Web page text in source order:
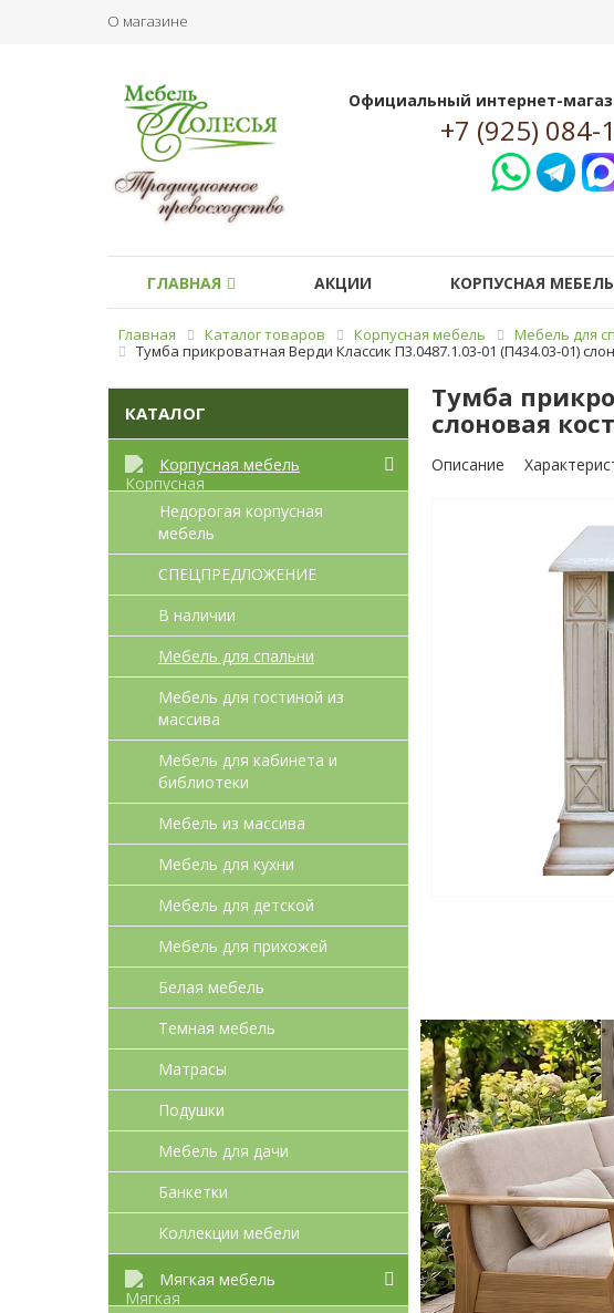
О магазине
Официальный интернет-
+7 (925) 084-
ГЛАВНАЯ АКЦИИ КОРПУСНАЯ МЕБЕЛЬ
Главная Каталог товаров Корпусная мебель Мебель для
Тумба прикроватная Верди Классик П3.0487.1.03-01 (П434.03-01)
КАТАЛОГ
Корпусная мебель
Недорогая корпусная
мебель
СПЕЦПРЕДЛОЖЕНИЕ
В наличии
Мебель для спальни
Мебель для гостиной из
массива
Мебель для кабинета и
библиотеки
Мебель из массива
Мебель для кухни
Мебель для детcкой
Мебель для прихожей
Белая мебель
Темная мебель
Матрасы
Подушки
Мебель для дачи
Банкетки
Коллекции мебели
Мягкая мебель
Тумба
слоновая
Описание